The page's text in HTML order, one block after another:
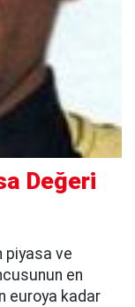
Değeri
piyasa ve
en
euroya kadar